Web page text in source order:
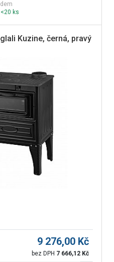
ks
Kuzine, černá, pravý
9 276,00 Kč
bez DPH 7 666,12 Kč